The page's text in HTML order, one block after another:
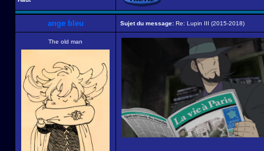
ange bleu Sujet du message: Re: Lupin III (2015-2018)
The old man